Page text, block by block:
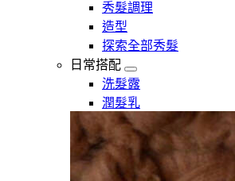
秀髮調理
造型
探索全部秀髮
日常搭配
洗髮露
潤髮乳